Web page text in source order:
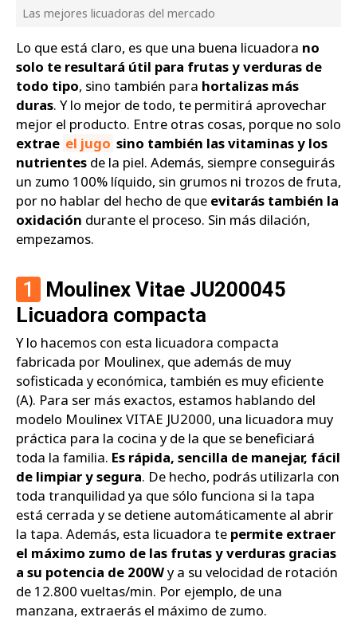
Las mejores licuadoras del mercado
Lo que está claro, es que una buena licuadora no
solo te resultará útil para frutas y verduras de
todo tipo, sino también para hortalizas más
duras. Y lo mejor de todo, te permitirá aprovechar
mejor el producto. Entre otras cosas, porque no solo
extrae el jugo sino también las vitaminas y los
nutrientes de la piel. Además, siempre conseguirás
un zumo 100% líquido, sin grumos ni trozos de fruta,
por no hablar del hecho de que evitarás también la
oxidación durante el proceso. Sin más dilación,
empezamos.
1
Moulinex Vitae JU200045
Licuadora compacta
Y lo hacemos con esta licuadora compacta
fabricada por Moulinex, que además de muy
sofisticada y económica, también es muy eficiente
(A). Para ser más exactos, estamos hablando del
modelo Moulinex VITAE JU2000, una licuadora muy
práctica para la cocina y de la que se beneficiará
toda la familia. Es rápida, sencilla de manejar, fácil
de limpiar y segura. De hecho, podrás utilizarla con
toda tranquilidad ya que sólo funciona si la tapa
está cerrada y se detiene automáticamente al abrir
la tapa. Además, esta licuadora te permite extraer
el máximo zumo de las frutas y verduras gracias
a su potencia de 200Wy a su velocidad de rotación
de 12.800 vueltas/min. Por ejemplo, de una
manzana, extraerás el máximo de zumo.